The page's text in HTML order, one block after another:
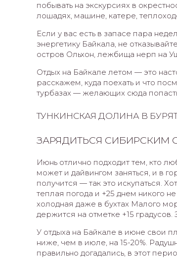
побывать на экскурсиях в
лошадях, машине, катере,
Если у вас есть в запасе пара
энергетику Байкала, не
остров Ольхон, лежбища нерп на
Отдых на Байкале летом — это
расскажем, куда поехать и что
турбазах — желающих сюда
ТУНКИНСКАЯ ДОЛИНА В
ЗАРЯДИТЬСЯ СИБИРСКИМ
Июнь отлично подходит тем, кто
может и дайвингом заняться, и в
получится — так это искупаться.
теплая погода и +25 днем никого
холодная даже в бухтах Малого
держится на отметке +15
У отдыха на Байкале в июне свои
ниже, чем в июле, на 15-20%.
правильно догадались, в этот